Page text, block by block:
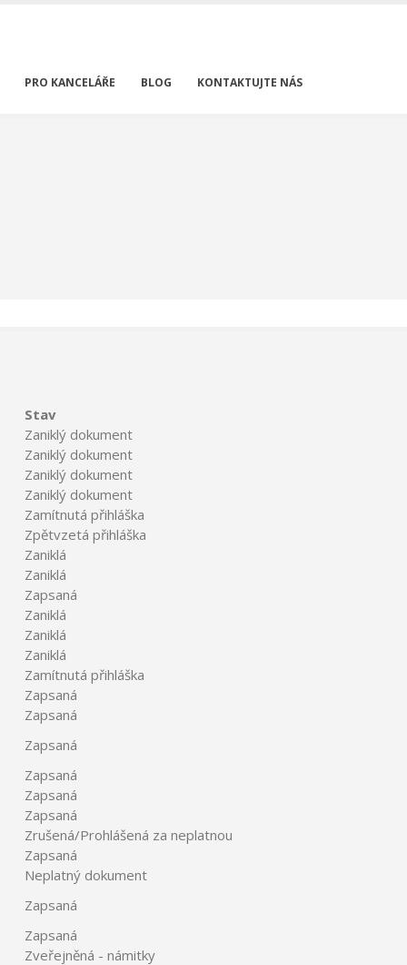
PRO KANCELÁŘE BLOG KONTAKTUJTE NÁS
Stav
Zaniklý dokument
Zaniklý dokument
Zaniklý dokument
Zaniklý dokument
Zamítnutá přihláška
Zpětvzetá přihláška
Zaniklá
Zaniklá
Zapsaná
Zaniklá
Zaniklá
Zaniklá
Zamítnutá přihláška
Zapsaná
Zapsaná
Zapsaná
Zapsaná
Zapsaná
Zapsaná
Zrušená/Prohlášená za neplatnou
Zapsaná
Neplatný dokument
Zapsaná
Zapsaná
Zveřejněná - námitky